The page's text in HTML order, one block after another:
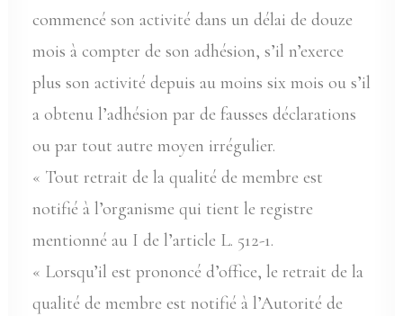
commencé son activité dans un délai de douze
mois à compter de son adhésion, s’il n’exerce
plus son activité depuis au moins six mois ou s’il
a obtenu l’adhésion par de fausses déclarations
ou par tout autre moyen irrégulier.
« Tout retrait de la qualité de membre est
notifié à l’organisme qui tient le registre
mentionné au I de l’article L. 512-1.
« Lorsqu’il est prononcé d’office, le retrait de la
qualité de membre est notifié à l’Autorité de